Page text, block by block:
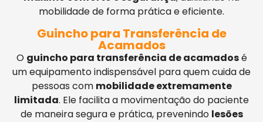
mobilidade de forma prática e eficiente.
Guincho para Transferência de
Acamados
O guincho para transferência de acamadosé
um equipamento indispensável para quem cuida de
pessoas com mobilidade extremamente
limitada. Ele facilita a movimentação do paciente
de maneira segura e prática, prevenindo lesões